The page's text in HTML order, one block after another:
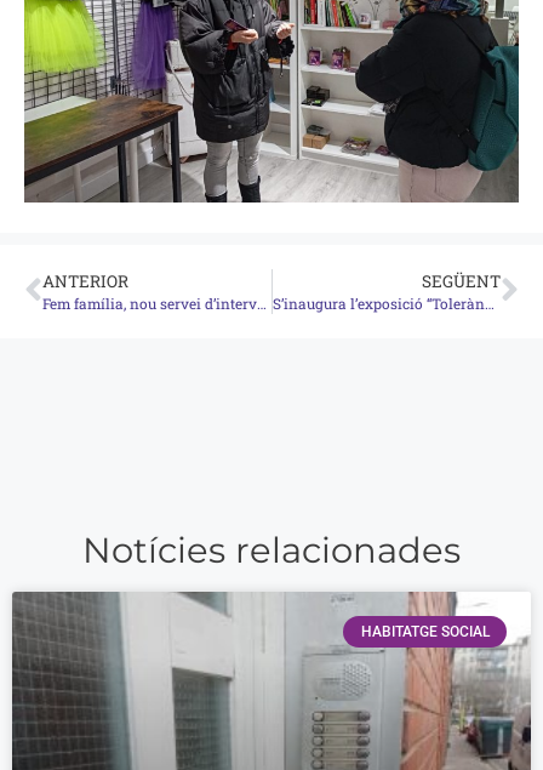
ANTERIOR
Fem família, nou servei d’intervenció socioeducativa a Lloret
SEGÜENT
S’inaugura l’exposició “Tolerància 0: contra la Mutilació Genital Femenina”
Notícies relacionades
HABITATGE SOCIAL